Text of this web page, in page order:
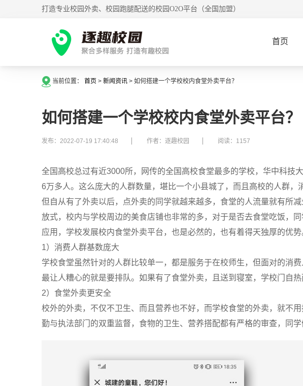
打造专业校园外卖、校园跑腿配送的校园O2O平台（全国加盟）
首页
当前位置： 首页 > 新闻资讯 > 如何搭建一个学校校内食堂外卖平台？
如何搭建一个学校校内食堂外卖平台？
发布：2022-07-19 17:40:48 作者：逐趣校园 阅读：1157
全国高校总过有近3000所，网传的全国高校食堂最多的学校，华中科技
6万多人。这么庞大的人群数量，堪比一个小县城了，而且高校的人群，
但自从有了外卖以后，点外卖的同学就越来越多，食堂的人流量就有所
放式，校内与学校周边的美食店铺也非常的多，对于是否去食堂吃饭，
应用，学校发展校内食堂外卖平台，也是必然的，也有着得天独厚的优势
1）消费人群基数庞大
学校食堂虽然针对的人群比较单一，都是服务于在校师生，但面对的消
最让人糟心的就是要排队。如果有了食堂外卖，且送到寝室，学校门自热
2）食堂外卖更安全
校外的外卖，不仅不卫生、而且营养也不好，而学校食堂的外卖，就不
勤与执法部门的双重监督，食物的卫生、营养搭配都有严格的审查，同学